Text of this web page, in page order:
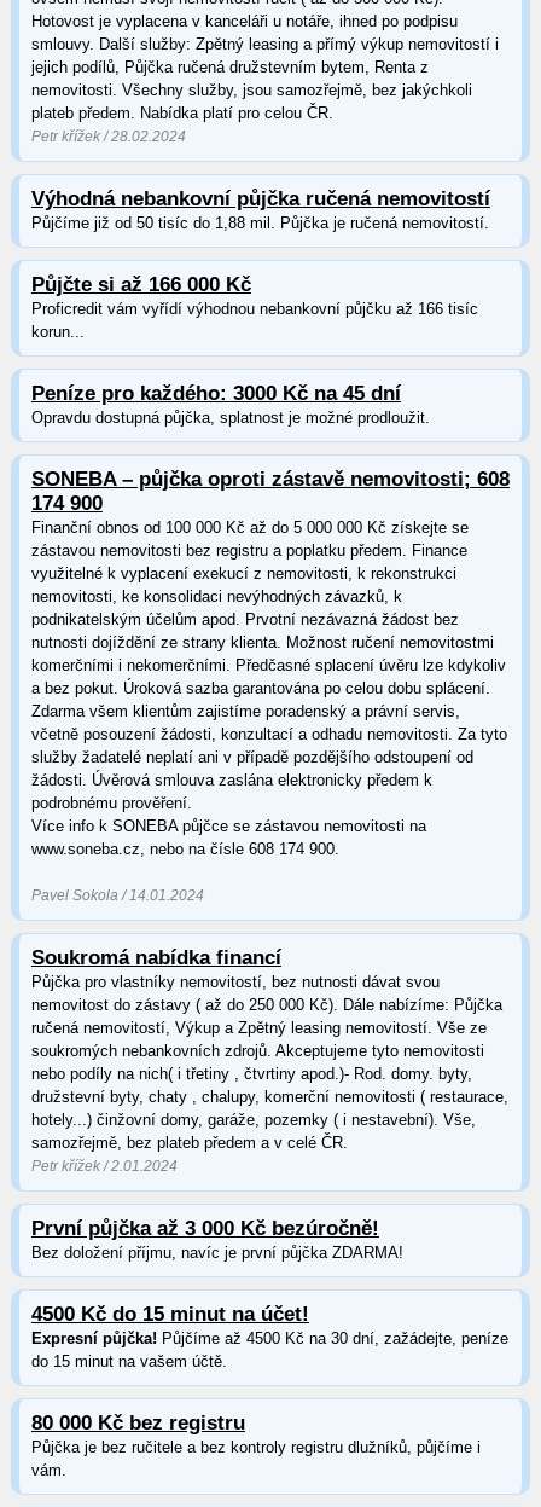
Hotovost je vyplacena v kanceláři u notáře, ihned po podpisu
smlouvy. Další služby: Zpětný leasing a přímý výkup nemovitostí i
jejich podílů, Půjčka ručená družstevním bytem, Renta z
nemovitosti. Všechny služby, jsou samozřejmě, bez jakýchkoli
plateb předem. Nabídka platí pro celou ČR.
Petr křížek / 28.02.2024
Výhodná nebankovní půjčka ručená nemovitostí
Půjčíme již od 50 tisíc do 1,88 mil. Půjčka je ručená nemovitostí.
Půjčte si až 166 000 Kč
Proficredit vám vyřídí výhodnou nebankovní půjčku až 166 tisíc
korun...
Peníze pro každého: 3000 Kč na 45 dní
Opravdu dostupná půjčka, splatnost je možné prodloužit.
SONEBA – půjčka oproti zástavě nemovitosti; 608
174 900
Finanční obnos od 100 000 Kč až do 5 000 000 Kč získejte se
zástavou nemovitosti bez registru a poplatku předem. Finance
využitelné k vyplacení exekucí z nemovitosti, k rekonstrukci
nemovitosti, ke konsolidaci nevýhodných závazků, k
podnikatelským účelům apod. Prvotní nezávazná žádost bez
nutnosti dojíždění ze strany klienta. Možnost ručení nemovitostmi
komerčními i nekomerčními. Předčasné splacení úvěru lze kdykoliv
a bez pokut. Úroková sazba garantována po celou dobu splácení.
Zdarma všem klientům zajistíme poradenský a právní servis,
včetně posouzení žádosti, konzultací a odhadu nemovitosti. Za tyto
služby žadatelé neplatí ani v případě pozdějšího odstoupení od
žádosti. Úvěrová smlouva zaslána elektronicky předem k
podrobnému prověření.
Více info k SONEBA půjčce se zástavou nemovitosti na
www.soneba.cz, nebo na čísle 608 174 900.
Pavel Sokola / 14.01.2024
Soukromá nabídka financí
Půjčka pro vlastníky nemovitostí, bez nutnosti dávat svou
nemovitost do zástavy ( až do 250 000 Kč). Dále nabízíme: Půjčka
ručená nemovitostí, Výkup a Zpětný leasing nemovitostí. Vše ze
soukromých nebankovních zdrojů. Akceptujeme tyto nemovitosti
nebo podíly na nich( i třetiny , čtvrtiny apod.)- Rod. domy. byty,
družstevní byty, chaty , chalupy, komerční nemovitosti ( restaurace,
hotely...) činžovní domy, garáže, pozemky ( i nestavební). Vše,
samozřejmě, bez plateb předem a v celé ČR.
Petr křížek / 2.01.2024
První půjčka až 3 000 Kč bezúročně!
Bez doložení příjmu, navíc je první půjčka ZDARMA!
4500 Kč do 15 minut na účet!
Expresní půjčka! Půjčíme až 4500 Kč na 30 dní, zažádejte, peníze
do 15 minut na vašem účtě.
80 000 Kč bez registru
Půjčka je bez ručitele a bez kontroly registru dlužníků, půjčíme i
vám.